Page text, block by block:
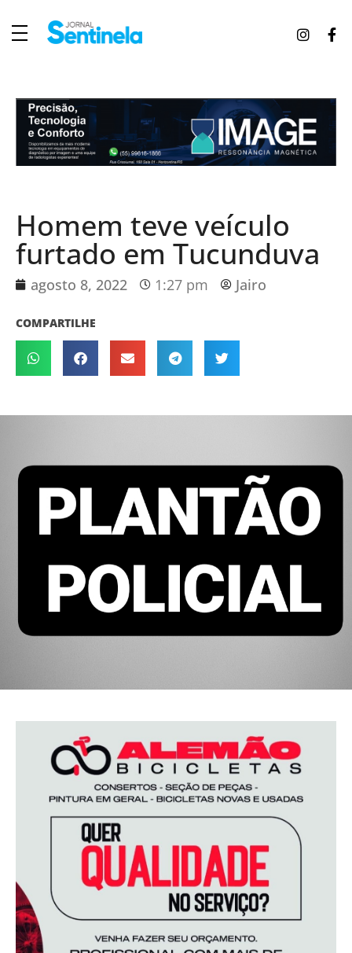
Homem teve veículo
furtado em Tucunduva
agosto 8, 2022 1:27 pm Jairo
COMPARTILHE